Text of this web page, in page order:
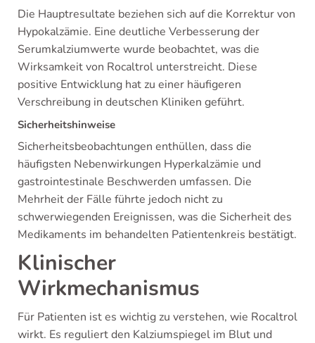
Die Hauptresultate beziehen sich auf die Korrektur von
Hypokalzämie. Eine deutliche Verbesserung der
Serumkalziumwerte wurde beobachtet, was die
Wirksamkeit von Rocaltrol unterstreicht. Diese
positive Entwicklung hat zu einer häufigeren
Verschreibung in deutschen Kliniken geführt.
Sicherheitshinweise
Sicherheitsbeobachtungen enthüllen, dass die
häufigsten Nebenwirkungen Hyperkalzämie und
gastrointestinale Beschwerden umfassen. Die
Mehrheit der Fälle führte jedoch nicht zu
schwerwiegenden Ereignissen, was die Sicherheit des
Medikaments im behandelten Patientenkreis bestätigt.
Klinischer
Wirkmechanismus
Für Patienten ist es wichtig zu verstehen, wie Rocaltrol
wirkt. Es reguliert den Kalziumspiegel im Blut und